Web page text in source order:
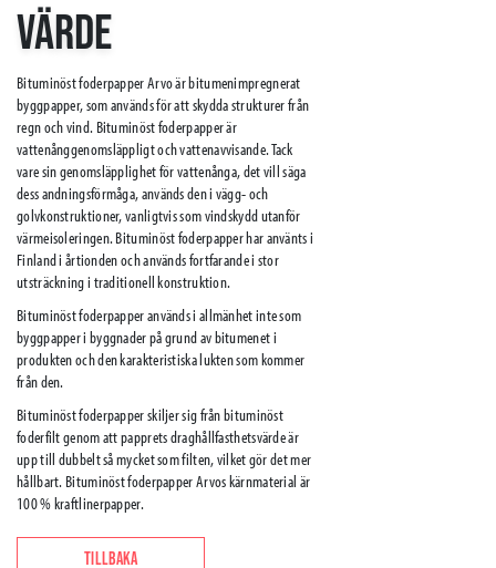
VÄRDE
Bituminöst foderpapper Arvo är bitumenimpregnerat
byggpapper, som används för att skydda strukturer från
regn och vind. Bituminöst foderpapper är
vattenånggenomsläppligt och vattenavvisande. Tack
vare sin genomsläpplighet för vattenånga, det vill säga
dess andningsförmåga, används den i vägg- och
golvkonstruktioner, vanligtvis som vindskydd utanför
värmeisoleringen. Bituminöst foderpapper har använts i
Finland i årtionden och används fortfarande i stor
utsträckning i traditionell konstruktion.
Bituminöst foderpapper används i allmänhet inte som
byggpapper i byggnader på grund av bitumenet i
produkten och den karakteristiska lukten som kommer
från den.
Bituminöst foderpapper skiljer sig från bituminöst
foderfilt genom att papprets draghållfasthetsvärde är
upp till dubbelt så mycket som filten, vilket gör det mer
hållbart. Bituminöst foderpapper Arvos kärnmaterial är
100 % kraftlinerpapper.
TILLBAKA